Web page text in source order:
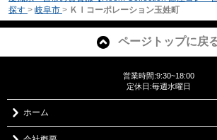
探す > 岐阜市 > ＫＩコーポレーション玉姓町
ページトップに戻
営業時間:9:30~18:00
定休日:毎週水曜日
ホーム